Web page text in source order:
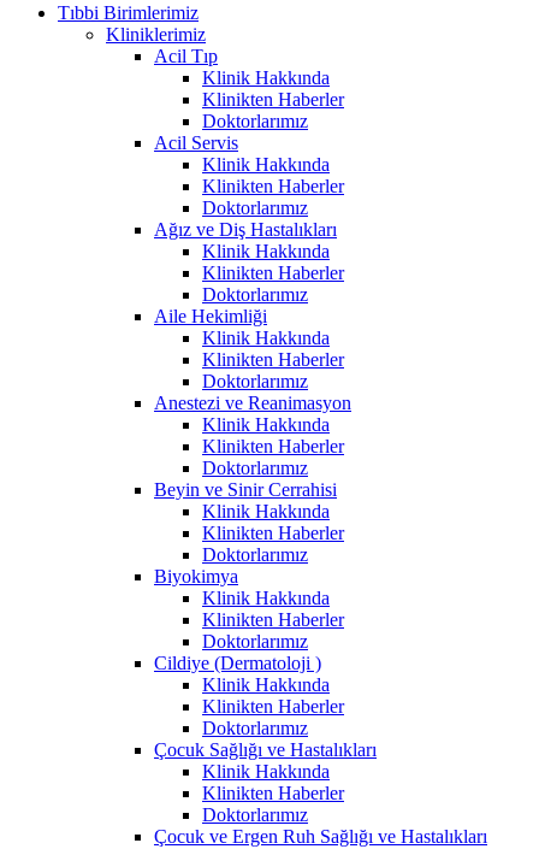
Tıbbi Birimlerimiz
Kliniklerimiz
Acil Tıp
Klinik Hakkında
Klinikten Haberler
Doktorlarımız
Acil Servis
Klinik Hakkında
Klinikten Haberler
Doktorlarımız
Ağız ve Diş Hastalıkları
Klinik Hakkında
Klinikten Haberler
Doktorlarımız
Aile Hekimliği
Klinik Hakkında
Klinikten Haberler
Doktorlarımız
Anestezi ve Reanimasyon
Klinik Hakkında
Klinikten Haberler
Doktorlarımız
Beyin ve Sinir Cerrahisi
Klinik Hakkında
Klinikten Haberler
Doktorlarımız
Biyokimya
Klinik Hakkında
Klinikten Haberler
Doktorlarımız
Cildiye (Dermatoloji )
Klinik Hakkında
Klinikten Haberler
Doktorlarımız
Çocuk Sağlığı ve Hastalıkları
Klinik Hakkında
Klinikten Haberler
Doktorlarımız
Çocuk ve Ergen Ruh Sağlığı ve Hastalıkları